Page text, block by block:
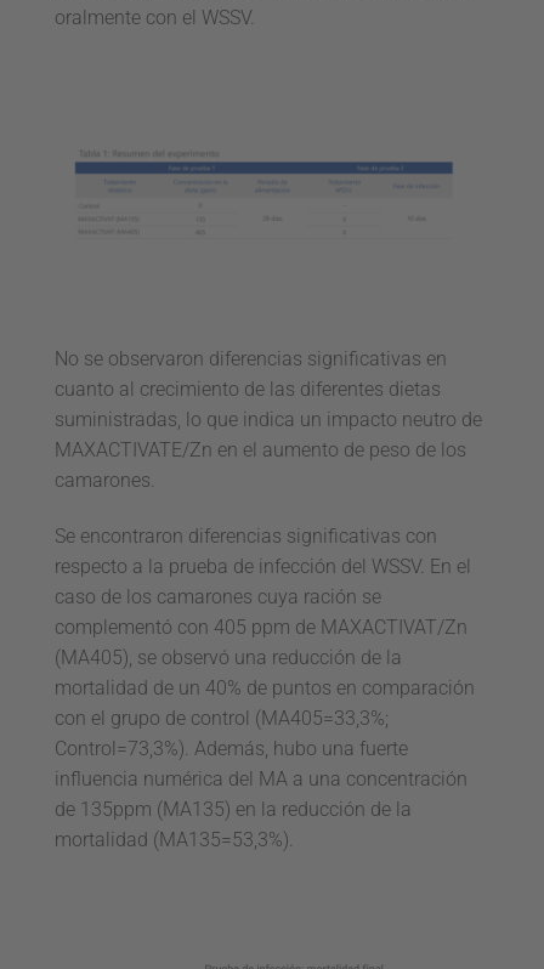
oralmente con el WSSV.
No se observaron diferencias significativas en
cuanto al crecimiento de las diferentes dietas
suministradas, lo que indica un impacto neutro de
MAXACTIVATE/Zn en el aumento de peso de los
camarones.
Se encontraron diferencias significativas con
respecto a la prueba de infección del WSSV. En el
caso de los camarones cuya ración se
complementó con 405 ppm de MAXACTIVAT/Zn
(MA405), se observó una reducción de la
mortalidad de un 40% de puntos en comparación
con el grupo de control (MA405=33,3%;
Control=73,3%). Además, hubo una fuerte
influencia numérica del MA a una concentración
de 135ppm (MA135) en la reducción de la
mortalidad (MA135=53,3%).